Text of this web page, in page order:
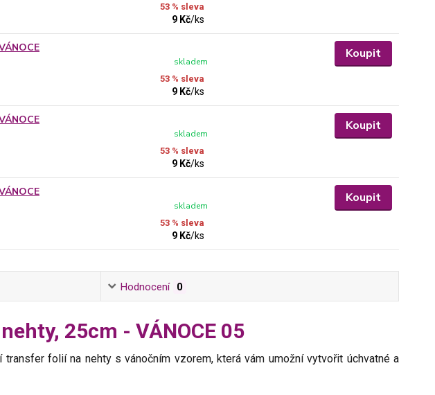
53 % sleva
9 Kč/ks
53 % sleva
9 Kč/ks
skladem
Koupit
53 % sleva
9 Kč/ks
skladem
Koupit
53 % sleva
9 Kč/ks
skladem
Koupit
Hodnocení 0
25cm - VÁNOCE 05
folií na nehty s vánočním vzorem, která vám umožní vytvořit úchvatné a